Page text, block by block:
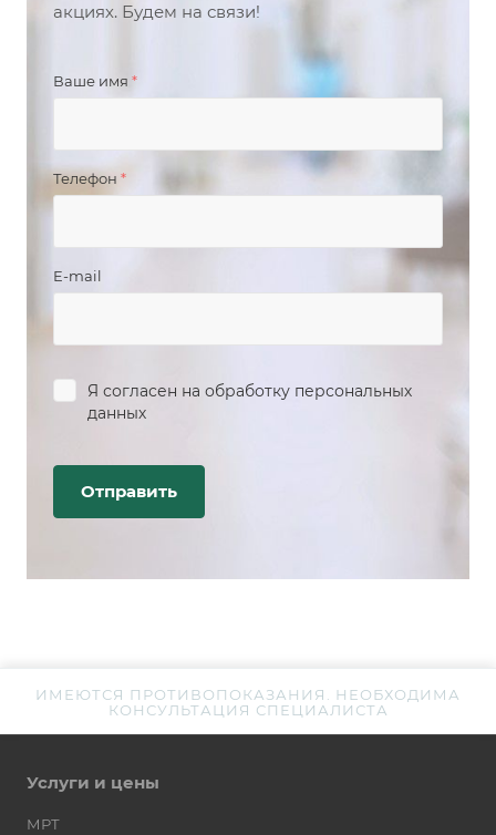
акциях. Будем на связи!
Ваше имя *
Телефон *
E-mail
Я согласен на обработку персональных
данных
ИМЕЮТСЯ ПРОТИВОПОКАЗАНИЯ. НЕОБХОДИМА
КОНСУЛЬТАЦИЯ СПЕЦИАЛИСТА
Услуги и цены
МРТ